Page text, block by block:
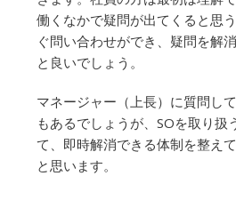
働くなかで疑問が出てくると思
ぐ問い合わせができ、疑問を解
と良いでしょう。
マネージャー（上長）に質問し
もあるでしょうが、SOを取り扱
て、即時解消できる体制を整え
と思います。